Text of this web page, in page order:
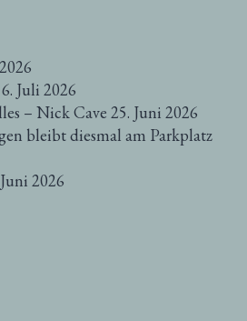
6. Juli 2026
– Nick Cave 25. Juni 2026
bleibt diesmal am Parkplatz
2026